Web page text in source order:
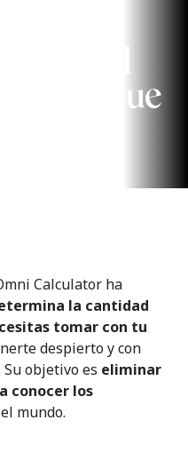
para
que
café
Calculator ha
la cantidad
tomar con tu
despierto y con
objetivo es eliminar
conocer los
mundo.